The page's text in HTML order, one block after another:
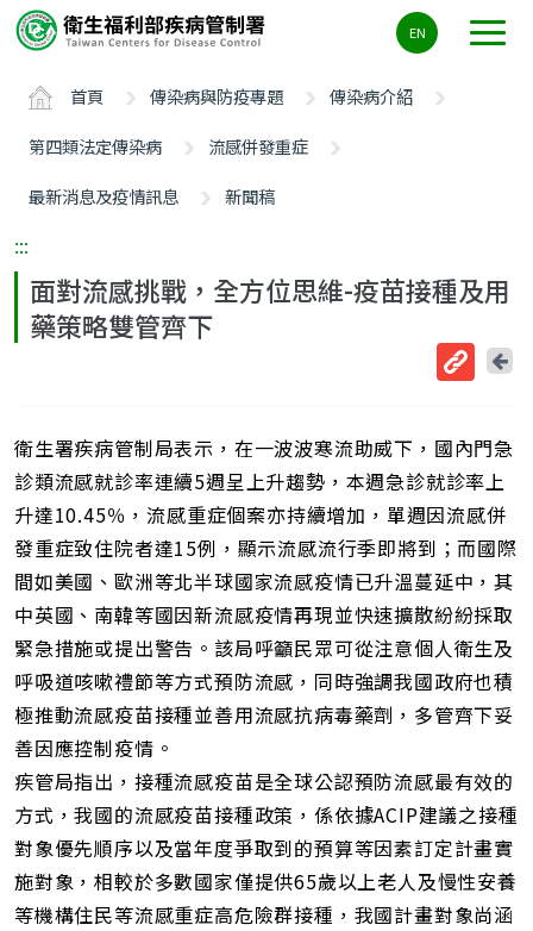
要
ALT+C
EN
首頁 傳染病與防疫專題
傳染病介紹
第四類法定傳染病
流感併發重症
最新消息及疫情訊息
新聞稿
:::
面對流感挑戰，全方位思維-疫苗接種及用
藥策略雙管齊下
短
網
址
回
頁
衛生署疾病管制局表示，在一波波寒流助威下，國內門急
診類流感就診率連續5週呈上升趨勢，本週急診就診率上
升達10.45％，流感重症個案亦持續增加，單週因流感併
發重症致住院者達15例，顯示流感流行季即將到；而國際
間如美國、歐洲等北半球國家流感疫情已升溫蔓延中，其
中英國、南韓等國因新流感疫情再現並快速擴散紛紛採取
緊急措施或提出警告。該局呼籲民眾可從注意個人衛生及
呼吸道咳嗽禮節等方式預防流感，同時強調我國政府也積
極推動流感疫苗接種並善用流感抗病毒藥劑，多管齊下妥
善因應控制疫情。
疾管局指出，接種流感疫苗是全球公認預防流感最有效的
方式，我國的流感疫苗接種政策，係依據ACIP建議之接種
對象優先順序以及當年度爭取到的預算等因素訂定計畫實
施對象，相較於多數國家僅提供65歲以上老人及慢性安養
等機構住民等流感重症高危險群接種，我國計畫對象尚涵